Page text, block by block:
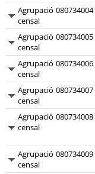
Agrupació
censal
080734004
Agrupació
censal
080734005
Agrupació
censal
080734006
Agrupació
censal
080734007
Agrupació
censal
080734008
Agrupació
censal
080734009